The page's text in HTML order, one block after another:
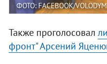
ФОТО: FACEBOOK/
Также проголосовал
фронт" Арсений